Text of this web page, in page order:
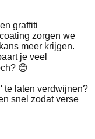
graffiti
zorgen we
meer krijgen.
je veel
😊
te laten verdwijnen?
snel zodat verse